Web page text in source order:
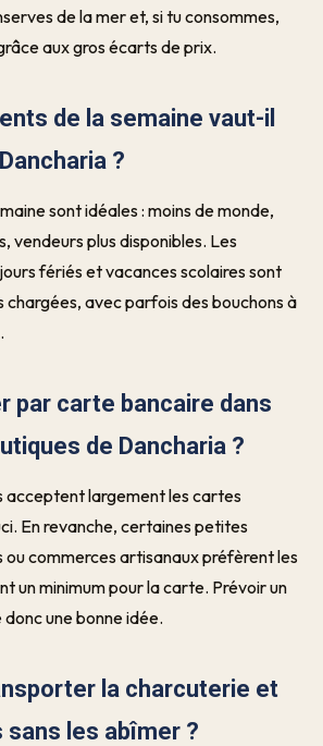
de la mer et, si tu consommes,
aux gros écarts de prix.
de la semaine vaut-il
?
sont idéales : moins de monde,
vendeurs plus disponibles. Les
fériés et vacances scolaires sont
chargées, avec parfois des bouchons à
par carte bancaire dans
de Dancharia ?
acceptent largement les cartes
En revanche, certaines petites
ou commerces artisanaux préfèrent les
un minimum pour la carte. Prévoir un
une bonne idée.
la charcuterie et
sans les abîmer ?